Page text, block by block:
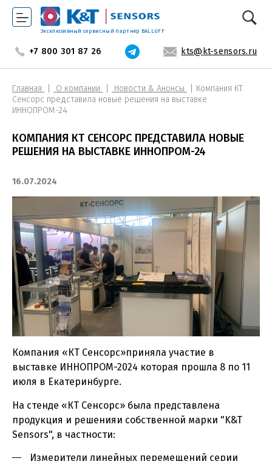
Эксклюзивный сервисный партнер BALLUFF
+7 800 301 87 26 kts@kt-sensors.ru
Главная О компании Новости & Анонсы
Компания КТ
Сенсорс представила новые решения на выставке
ИННОПРОМ-24
КОМПАНИЯ КТ СЕНСОРС ПРЕДСТАВИЛА НОВЫЕ
РЕШЕНИЯ НА ВЫСТАВКЕ ИННОПРОМ-24
16.07.2024
Компания «КТ Сенсорс»приняла участие в
выставке ИННОПРОМ-2024 которая прошла 8 по 11
июля в Екатеринбурге.
На стенде «КТ Сенсорс» была представлена
продукция и решенияи собственной марки "K&T
Sensors", в частности:
Измерители линейных перемещений серии